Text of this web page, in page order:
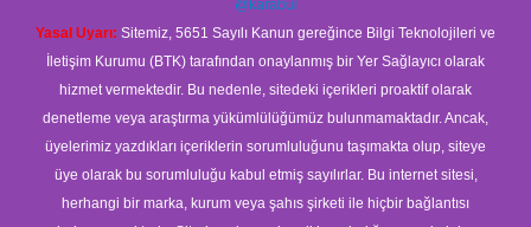
@karabul
Yasal Uyarı: Sitemiz, 5651 Sayılı Kanun gereğince Bilgi Teknolojileri ve
İletişim Kurumu (BTK) tarafından onaylanmış bir Yer Sağlayıcı olarak
hizmet vermektedir. Bu nedenle, sitedeki içerikleri proaktif olarak
denetleme veya araştırma yükümlülüğümüz bulunmamaktadır. Ancak,
üyelerimiz yazdıkları içeriklerin sorumluluğunu taşımakta olup, siteye
üye olarak bu sorumluluğu kabul etmiş sayılırlar. Bu internet sitesi,
herhangi bir marka, kurum veya şahıs şirketi ile hiçbir bağlantısı